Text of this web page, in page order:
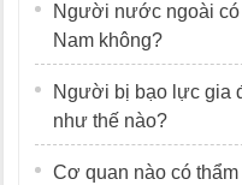
Người nước ngoài
Nam không?
Người bị bạo lực gia
như thế nào?
Cơ quan nào có